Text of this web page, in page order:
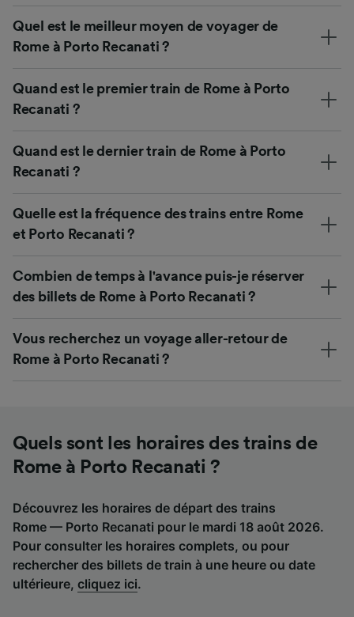
Quel est le meilleur moyen de voyager de
Rome à Porto Recanati ?
Quand est le premier train de Rome à Porto
Recanati ?
Quand est le dernier train de Rome à Porto
Recanati ?
Quelle est la fréquence des trains entre Rome
et Porto Recanati ?
Combien de temps à l'avance puis-je réserver
des billets de Rome à Porto Recanati ?
Vous recherchez un voyage aller-retour de
Rome à Porto Recanati ?
Quels sont les horaires des trains de
Rome à Porto Recanati ?
Découvrez les horaires de départ des trains
Rome — Porto Recanati pour le mardi 18 août 2026.
Pour consulter les horaires complets, ou pour
rechercher des billets de train à une heure ou date
ultérieure, cliquez ici.